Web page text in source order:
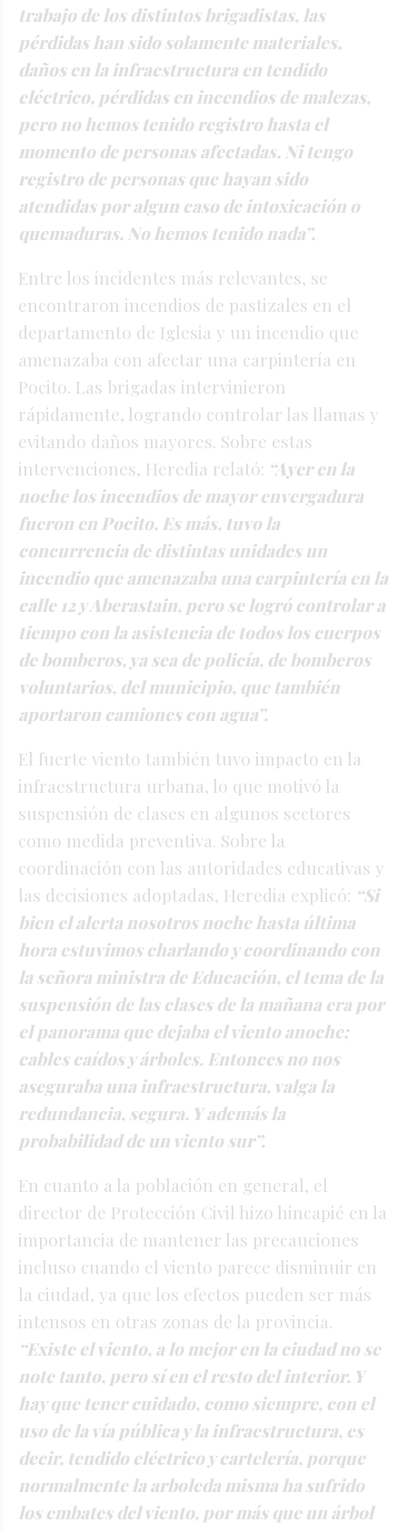
trabajo de los distintos brigadistas, las
pérdidas han sido solamente materiales,
daños en la infraestructura en tendido
eléctrico, pérdidas en incendios de malezas,
pero no hemos tenido registro hasta el
momento de personas afectadas. Ni tengo
registro de personas que hayan sido
atendidas por algun caso de intoxicación o
quemaduras. No hemos tenido nada”.
Entre los incidentes más relevantes, se
encontraron incendios de pastizales en el
departamento de Iglesia y un incendio que
amenazaba con afectar una carpintería en
Pocito. Las brigadas intervinieron
rápidamente, logrando controlar las llamas y
evitando daños mayores. Sobre estas
intervenciones, Heredia relató: “Ayer en la
noche los incendios de mayor envergadura
fueron en Pocito. Es más, tuvo la
concurrencia de distintas unidades un
incendio que amenazaba una carpintería en la
calle 12 y Aberastain, pero se logró controlar a
tiempo con la asistencia de todos los cuerpos
de bomberos, ya sea de policía, de bomberos
voluntarios, del municipio, que también
aportaron camiones con agua”.
El fuerte viento también tuvo impacto en la
infraestructura urbana, lo que motivó la
suspensión de clases en algunos sectores
como medida preventiva. Sobre la
coordinación con las autoridades educativas y
las decisiones adoptadas, Heredia explicó: “Si
bien el alerta nosotros noche hasta última
hora estuvimos charlando y coordinando con
la señora ministra de Educación, el tema de la
suspensión de las clases de la mañana era por
el panorama que dejaba el viento anoche;
cables caídos y árboles. Entonces no nos
aseguraba una infraestructura, valga la
redundancia, segura. Y además la
probabilidad de un viento sur”.
En cuanto a la población en general, el
director de Protección Civil hizo hincapié en la
importancia de mantener las precauciones
incluso cuando el viento parece disminuir en
la ciudad, ya que los efectos pueden ser más
intensos en otras zonas de la provincia.
“Existe el viento, a lo mejor en la ciudad no se
note tanto, pero sí en el resto del interior. Y
hay que tener cuidado, como siempre, con el
uso de la vía pública y la infraestructura, es
decir, tendido eléctrico y cartelería, porque
normalmente la arboleda misma ha sufrido
los embates del viento, por más que un árbol